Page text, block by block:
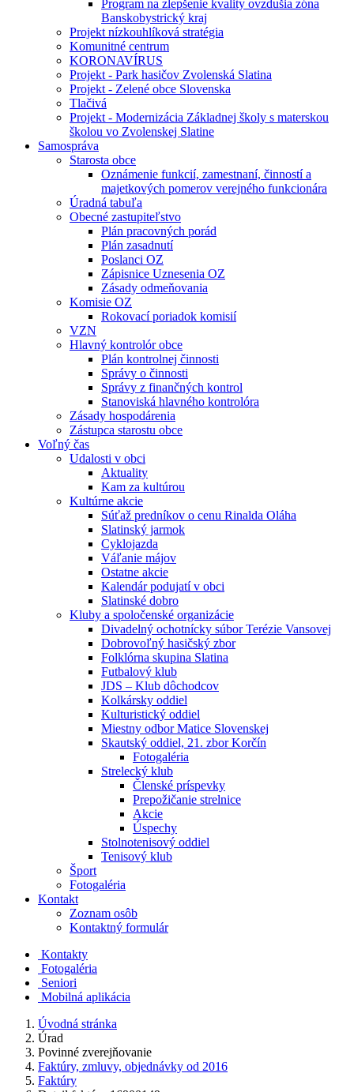
Program na zlepšenie kvality ovzdušia zóna
Banskobystrický kraj
Projekt nízkouhlíková stratégia
Komunitné centrum
KORONAVÍRUS
Projekt - Park hasičov Zvolenská Slatina
Projekt - Zelené obce Slovenska
Tlačivá
Projekt - Modernizácia Základnej školy s materskou
školou vo Zvolenskej Slatine
Samospráva
Starosta obce
Oznámenie funkcií, zamestnaní, činností a
majetkových pomerov verejného funkcionára
Úradná tabuľa
Obecné zastupiteľstvo
Plán pracovných porád
Plán zasadnutí
Poslanci OZ
Zápisnice Uznesenia OZ
Zásady odmeňovania
Komisie OZ
Rokovací poriadok komisií
VZN
Hlavný kontrolór obce
Plán kontrolnej činnosti
Správy o činnosti
Správy z finančných kontrol
Stanoviská hlavného kontrolóra
Zásady hospodárenia
Zástupca starostu obce
Voľný čas
Udalosti v obci
Aktuality
Kam za kultúrou
Kultúrne akcie
Súťaž predníkov o cenu Rinalda Oláha
Slatinský jarmok
Cyklojazda
Váľanie májov
Ostatne akcie
Kalendár podujatí v obci
Slatinské dobro
Kluby a spoločenské organizácie
Divadelný ochotnícky súbor Terézie Vansovej
Dobrovoľný hasičský zbor
Folklórna skupina Slatina
Futbalový klub
JDS – Klub dôchodcov
Kolkársky oddiel
Kulturistický oddiel
Miestny odbor Matice Slovenskej
Skautský oddiel, 21. zbor Korčín
Fotogaléria
Strelecký klub
Členské príspevky
Prepožičanie strelnice
Akcie
Úspechy
Stolnotenisový oddiel
Tenisový klub
Šport
Fotogaléria
Kontakt
Zoznam osôb
Kontaktný formulár
Kontakty
Fotogaléria
Seniori
Mobilná aplikácia
Úvodná stránka
Úrad
Povinné zverejňovanie
Faktúry, zmluvy, objednávky od 2016
Faktúry